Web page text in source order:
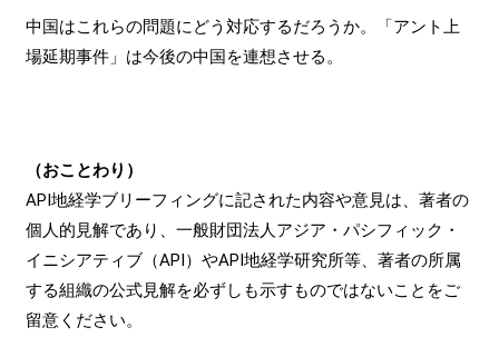
中国はこれらの問題にどう対応するだろうか。「アント上
場延期事件」は今後の中国を連想させる。
（おことわり）
API地経学ブリーフィングに記された内容や意見は、著者の
個人的見解であり、一般財団法人アジア・パシフィック・
イニシアティブ（API）やAPI地経学研究所等、著者の所属
する組織の公式見解を必ずしも示すものではないことをご
留意ください。